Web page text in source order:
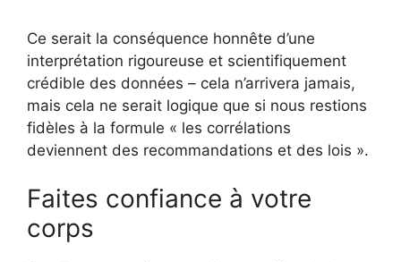
Ce serait la conséquence honnête d’une
interprétation rigoureuse et scientifiquement
crédible des données – cela n’arrivera jamais,
mais cela ne serait logique que si nous restions
fidèles à la formule « les corrélations
deviennent des recommandations et des lois ».
Faites confiance à votre
corps